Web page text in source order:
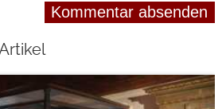
weiterlesen